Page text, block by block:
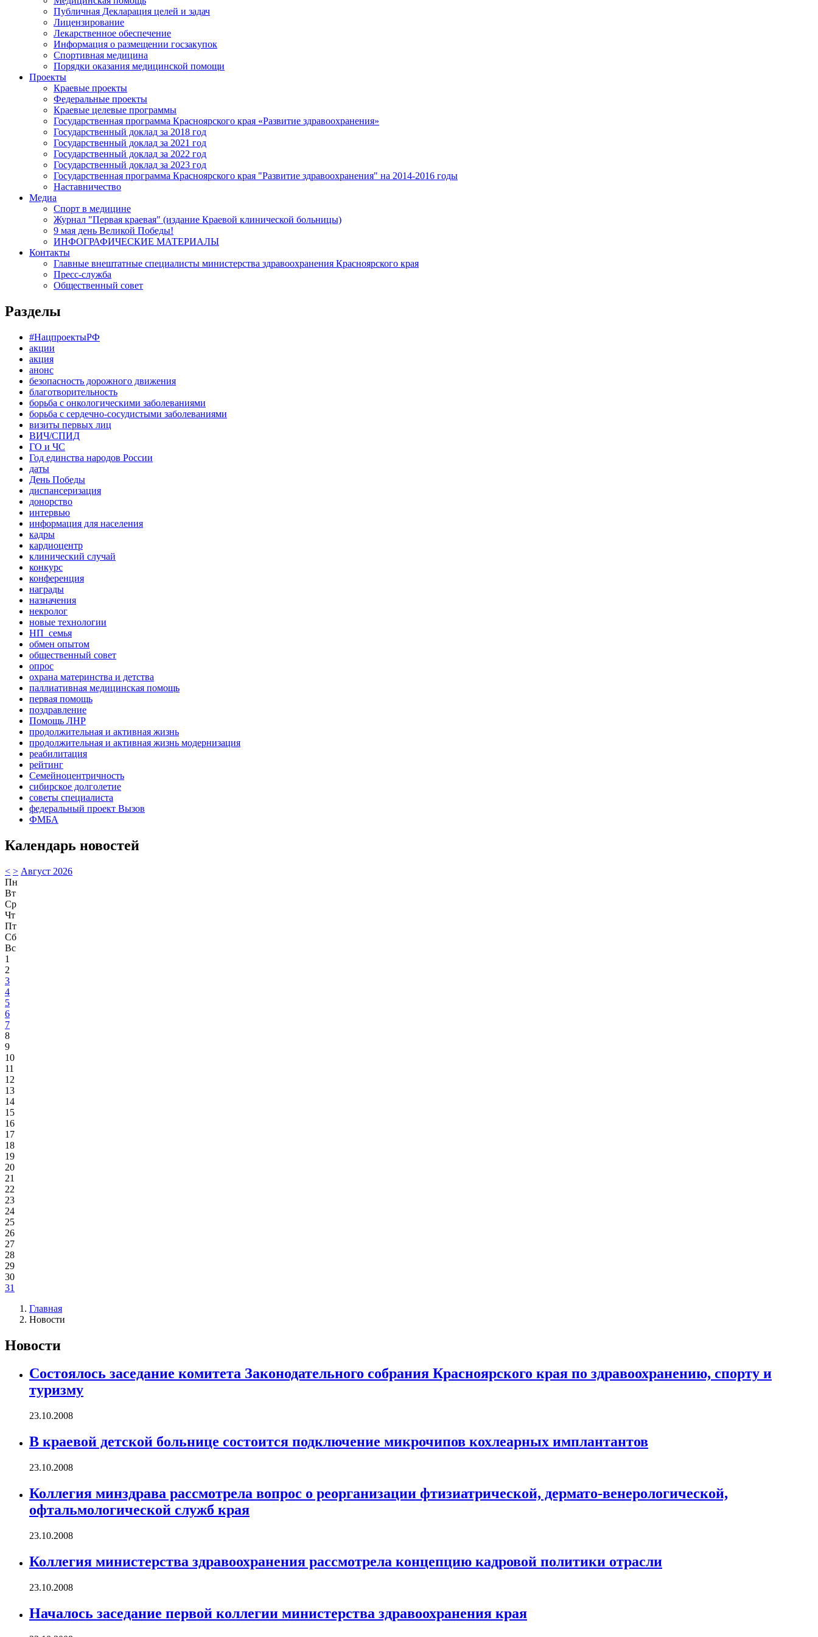
Публичная Декларация целей и задач
Лицензирование
Лекарственное обеспечение
Информация о размещении госзакупок
Спортивная медицина
Порядки оказания медицинской помощи
Проекты
Краевые проекты
Федеральные проекты
Краевые целевые программы
Государственная программа Красноярского края «Развитие здравоохранения»
Государственный доклад за 2018 год
Государственный доклад за 2021 год
Государственный доклад за 2022 год
Государственный доклад за 2023 год
Государственная программа Красноярского края "Развитие здравоохранения" на 2014-2016 годы
Наставничество
Медиа
Спорт в медицине
Журнал "Первая краевая" (издание Краевой клинической больницы)
9 мая день Великой Победы!
ИНФОГРАФИЧЕСКИЕ МАТЕРИАЛЫ
Контакты
Главные внештатные специалисты министерства здравоохранения Красноярского края
Пресс-служба
Общественный совет
Разделы
#НацпроектыРФ
акции
акция
анонс
безопасность дорожного движения
благотворительность
борьба с онкологическими заболеваниями
борьба с сердечно-сосудистыми заболеваниями
визиты первых лиц
ВИЧ/СПИД
ГО и ЧС
Год единства народов России
даты
День Победы
диспансеризация
донорство
интервью
информация для населения
кадры
кардиоцентр
клинический случай
конкурс
конференция
награды
назначения
некролог
новые технологии
НП_семья
обмен опытом
общественный совет
опрос
охрана материнства и детства
паллиативная медицинская помощь
первая помощь
поздравление
Помощь ЛНР
продолжительная и активная жизнь
продолжительная и активная жизнь модернизация
реабилитация
рейтинг
Семейноцентричность
сибирское долголетие
советы специалиста
федеральный проект Вызов
ФМБА
Календарь новостей
< > Август 2026
Пн
Вт
Ср
Чт
Пт
Сб
Вс
1
2
3
4
5
6
7
8
9
10
11
12
13
14
15
16
17
18
19
20
21
22
23
24
25
26
27
28
29
30
31
Главная
Новости
Новости
Состоялось заседание комитета Законодательного собрания Красноярского края по здравоохранению, спорту и
туризму
23.10.2008
В краевой детской больнице состоится подключение микрочипов кохлеарных имплантантов
23.10.2008
Коллегия минздрава рассмотрела вопрос о реорганизации фтизиатрической, дермато-венерологической,
офтальмологической служб края
23.10.2008
Коллегия министерства здравоохранения рассмотрела концепцию кадровой политики отрасли
23.10.2008
Началось заседание первой коллегии министерства здравоохранения края